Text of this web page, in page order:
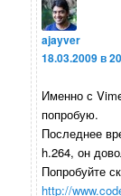
ajayver
18.03.2009 в
Именно с
попробую.
Последнее
h.264, он
Попробуйте
http://